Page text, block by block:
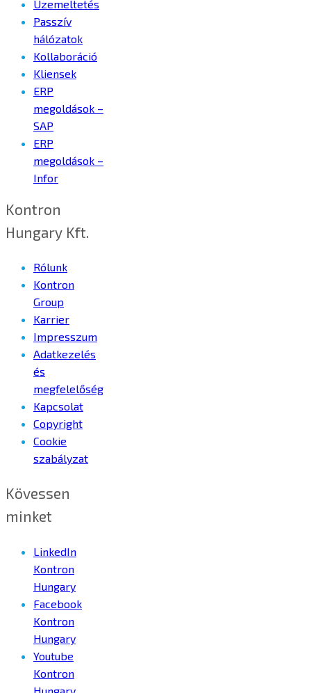
Üzemeltetés
Passzív
hálózatok
Kollaboráció
Kliensek
ERP
megoldások –
SAP
ERP
megoldások –
Infor
Kontron
Hungary Kft.
Rólunk
Kontron
Group
Karrier
Impresszum
Adatkezelés
és
megfelelőség
Kapcsolat
Copyright
Cookie
szabályzat
Kövessen
minket
LinkedIn
Kontron
Hungary
Facebook
Kontron
Hungary
Youtube
Kontron